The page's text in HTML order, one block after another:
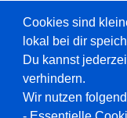
Cookies sind
lokal bei dir
Du kannst
verhindern.
Wir nutzen